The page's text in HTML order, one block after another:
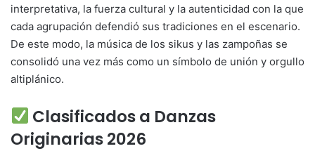
interpretativa, la fuerza cultural y la autenticidad con la que
cada agrupación defendió sus tradiciones en el escenario.
De este modo, la música de los sikus y las zampoñas se
consolidó una vez más como un símbolo de unión y orgullo
altiplánico.
Clasificados a Danzas
Originarias 2026